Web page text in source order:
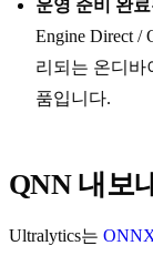
운영 준비 완
Engine Direct /
리되는 온디바
품입니다.
QNN 내보
Ultralytics는